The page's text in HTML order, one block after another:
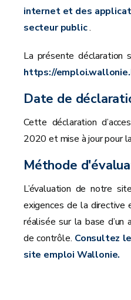
internet et des
secteur public.
La présente déclaration
https://
Date de
Cette déclaration
2020 et mise à jour pour
Méthode
L’évaluation de notre
exigences de la
réalisée sur la base d’un
de contrôle. Consultez
site emploi Wallonie.